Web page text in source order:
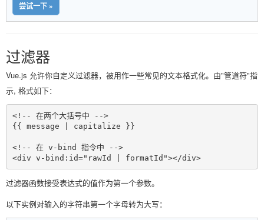
尝试一下 »
过滤器
Vue.js 允许你自定义过滤器，被用作一些常见的文本格式化。由"管道符"指
示, 格式如下：
<!-- 在两个大括号中 -->
{{ message | capitalize }}
<!-- 在 v-bind 指令中 -->
<div v-bind:id="rawId | formatId"></div>
过滤器函数接受表达式的值作为第一个参数。
以下实例对输入的字符串第一个字母转为大写：